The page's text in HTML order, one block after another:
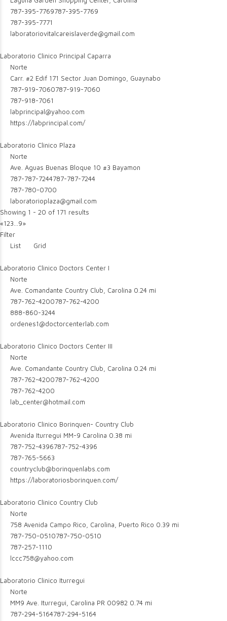
787-395-7769787-395-7769
787-395-7771
laboratoriovitalcareislaverde@gmail.com
Laboratorio Clinico Principal Caparra
Norte
Carr. #2 Edif 171 Sector Juan Domingo, Guaynabo
787-919-7060787-919-7060
787-918-7061
labprincipal@yahoo.com
https://labprincipal.com/
Laboratorio Clinico Plaza
Norte
Ave. Aguas Buenas Bloque 10 #3 Bayamon
787-787-7244787-787-7244
787-780-0700
laboratorioplaza@gmail.com
Showing 1 - 20 of 171 results
«123 9»
Filter
List
Grid
Laboratorio Clinico Doctors Center I
Norte
Ave. Comandante Country Club, Carolina 0.24 mi
787-762-4200787-762-4200
888-860-3244
ordenes1@doctorcenterlab.com
Laboratorio Clinico Doctors Center III
Norte
Ave. Comandante Country Club, Carolina 0.24 mi
787-762-4200787-762-4200
787-762-4200
lab_center@hotmail.com
Laboratorio Clinico Borinquen- Country Club
Avenida Iturregui MM-9 Carolina 0.38 mi
787-752-4396787-752-4396
787-765-5663
countryclub@borinquenlabs.com
https://laboratoriosborinquen.com/
Laboratorio Clinico Country Club
Norte
758 Avenida Campo Rico, Carolina, Puerto Rico 0.39 mi
787-750-0510787-750-0510
787-257-1110
lccc758@yahoo.com
Laboratorio Clinico Iturregui
Norte
MM9 Ave. Iturregui, Carolina PR 00982 0.74 mi
787-294-5164787-294-5164